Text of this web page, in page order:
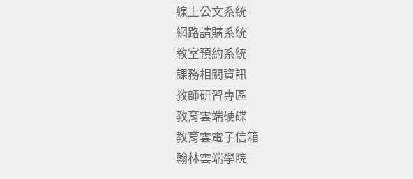
線上公文系統
網路請購系統
教室預約系統
課務相關資訊
教師研習專區
教育雲端硬碟
教育雲電子信箱
翰林雲端學院